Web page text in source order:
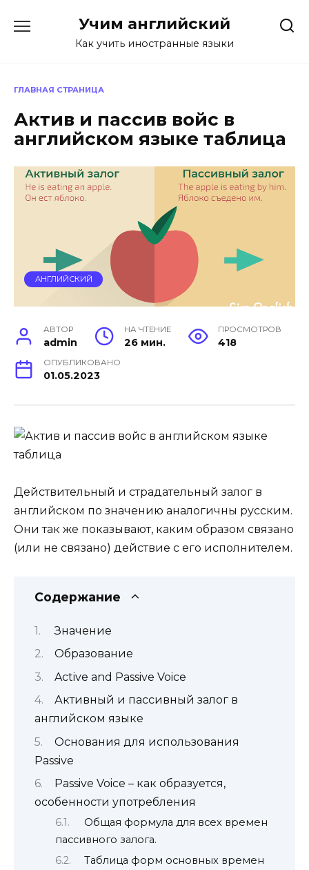
Учим английский
Как учить иностранные языки
ГЛАВНАЯ СТРАНИЦА
Актив и пассив войс в
английском языке таблица
АНГЛИЙСКИЙ
АВТОР
admin
НА ЧТЕНИЕ
26 мин.
ПРОСМОТРОВ
418
ОПУБЛИКОВАНО
01.05.2023
Действительный и страдательный залог в
английском по значению аналогичны русским.
Они так же показывают, каким образом связано
(или не связано) действие с его исполнителем.
Содержание
Значение
Образование
Active and Passive Voice
Активный и пассивный залог в
английском языке
Основания для использования
Passive
Passive Voice – как образуется,
особенности употребления
Общая формула для всех времен
пассивного залога.
Таблица форм основных времен